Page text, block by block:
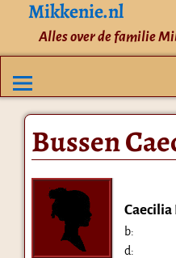
Mikkenie.nl
Alles over de familie
Bussen
Caecilia
b:
d: